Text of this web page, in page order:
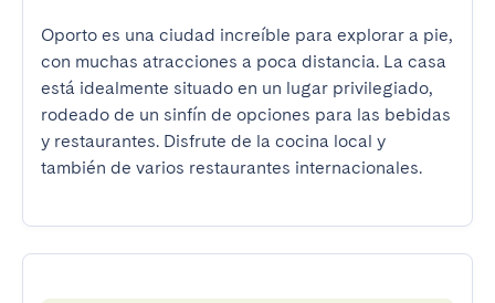
Oporto es una ciudad increíble para explorar a pie,
con muchas atracciones a poca distancia. La casa
está idealmente situado en un lugar privilegiado,
rodeado de un sinfín de opciones para las bebidas
y restaurantes. Disfrute de la cocina local y
también de varios restaurantes internacionales.